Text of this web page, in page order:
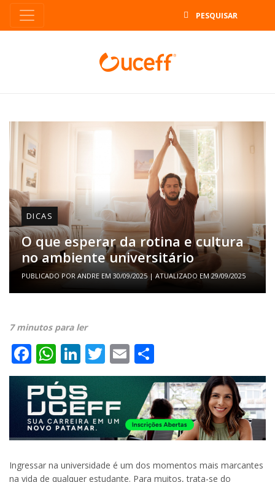
DICAS
O que esperar da rotina e cultura
no ambiente universitário
PUBLICADO POR ANDRE EM 30/09/2025 | ATUALIZADO EM29/09/2025
7 minutos para ler
Facebook
WhatsApp
LinkedIn
Twitter
Email
Ingressar na universidade é um dos momentos mais marcantes
na vida de qualquer estudante. Para muitos, trata-se do